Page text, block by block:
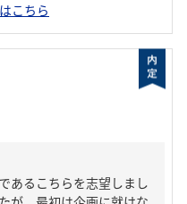
こちら
あるこちらを志望しまし